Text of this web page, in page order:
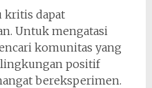
kritis dapat
Untuk mengatasi
komunitas yang
positif
bereksperimen.